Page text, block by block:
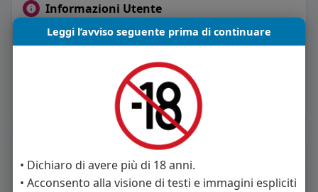
Informazioni Utente
1post
Sto cercando: donne
Leggi l’avviso seguente prima di continuare
• Dichiaro di avere più di 18 anni.
• Acconsento alla visione di testi e immagini espliciti